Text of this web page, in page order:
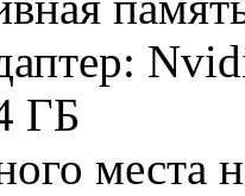
ГБ
места